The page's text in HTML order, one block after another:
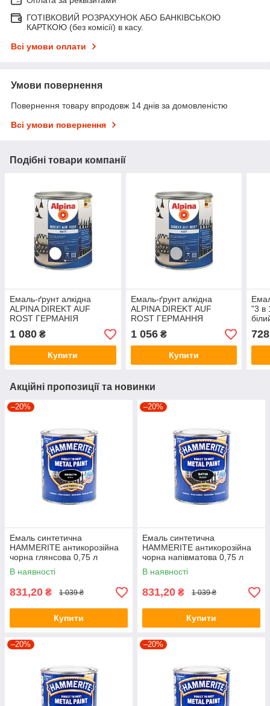
ГОТІВКОВИЙ РОЗРАХУНОК АБО БАНКІВСЬКОЮ
КАРТКОЮ (без комісії) в касу.
Всі умови оплати
Умови повернення
Повернення товару впродовж 14 днів за домовленістю
Всі умови повернення
Подібні товари компанії
Емаль-ґрунт алкідна
ALPINA DIREKT AUF
ROST ГЕРМАНІЯ
антикорозійна RAL 9010
— білий матовий 0,75 л
1 080 ₴
Купити
Емаль-ґрунт алкідна
ALPINA DIREKT AUF
ROST ГЕРМАННЯ
антикорозійна RAL 7001
— світло-сірий мат. 0,75л
1 056₴
Купити
"3 в
728
Акційні пропозиції та новинки
–20%
Емаль синтетична
HAMMERITE антикорозійна
чорна глянсова 0,75 л
В наявності
831,20 ₴ 1 039 ₴
Купити
–20%
Емаль синтетична
HAMMERITE антикорозійна
чорна напівматова 0,75 л
В наявності
831,20 ₴ 1 039 ₴
Купити
–20% –20%